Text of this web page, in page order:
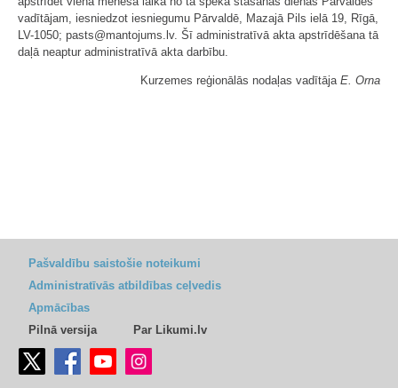
vadītājam, iesniedzot iesniegumu Pārvaldē, Mazajā Pils ielā 19, Rīgā,
LV-1050; pasts@mantojums.lv. Šī administratīvā akta apstrīdēšana tā
daļā neaptur administratīvā akta darbību.
Kurzemes reģionālās nodaļas vadītāja E. Orna
Pašvaldību saistošie noteikumi
Administratīvās atbildības ceļvedis
Apmācības
Pilnā versija
Par Likumi.lv